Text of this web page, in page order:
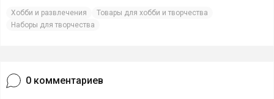
Хобби и развлечения
Товары для хобби и творчества
Наборы для творчества
0 комментариев